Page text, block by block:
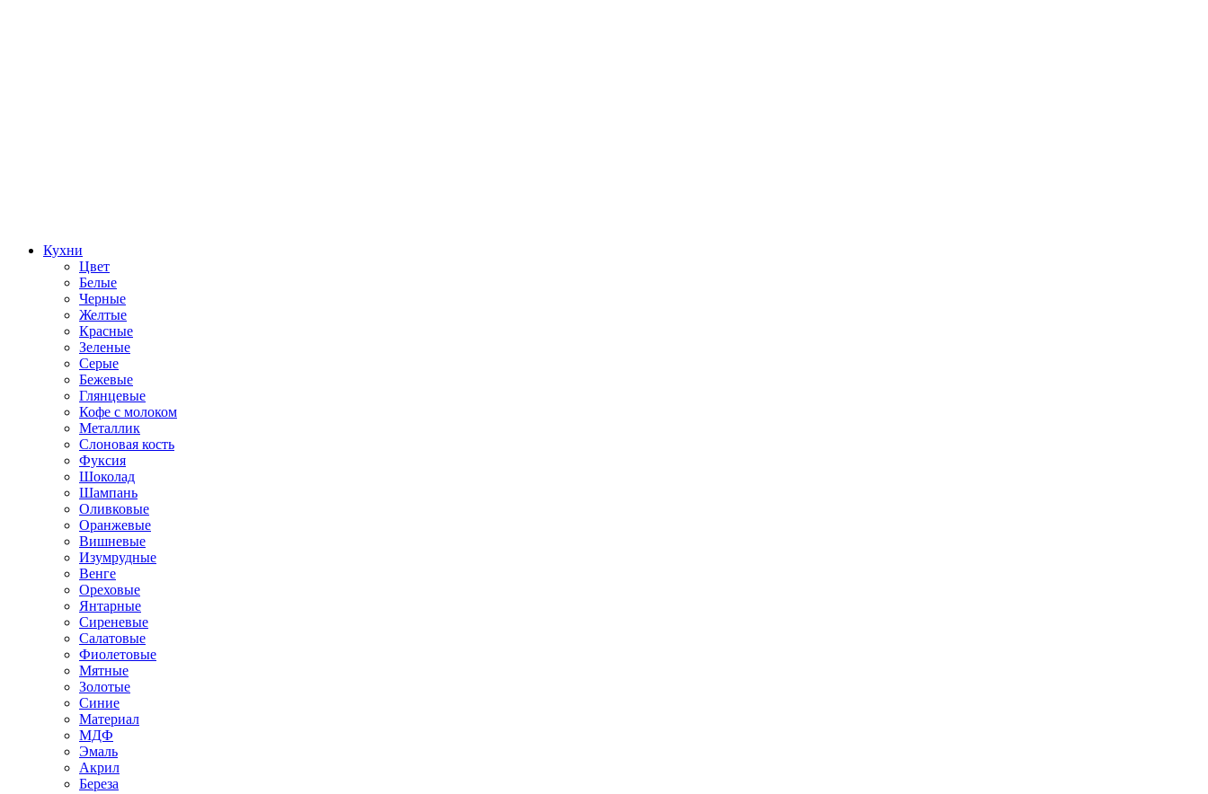
Кухни
Цвет
Белые
Черные
Желтые
Красные
Зеленые
Серые
Бежевые
Глянцевые
Кофе с молоком
Металлик
Слоновая кость
Фуксия
Шоколад
Шампань
Оливковые
Оранжевые
Вишневые
Изумрудные
Венге
Ореховые
Янтарные
Сиреневые
Салатовые
Фиолетовые
Мятные
Золотые
Синие
Материал
МДФ
Эмаль
Акрил
Береза